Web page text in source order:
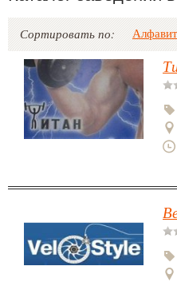
Сортировать по: